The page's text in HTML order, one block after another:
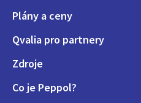
Plány a ceny
Qvalia pro partnery
Zdroje
Co je Peppol?